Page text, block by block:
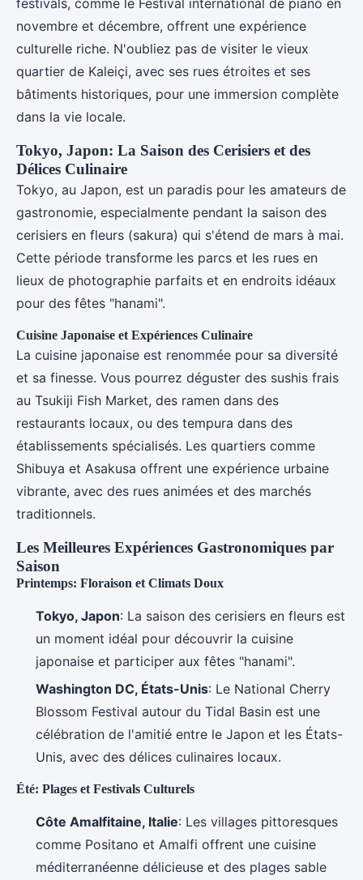
novembre et décembre, offrent une expérience
culturelle riche. N'oubliez pas de visiter le vieux
quartier de Kaleiçi, avec ses rues étroites et ses
bâtiments historiques, pour une immersion complète
dans la vie locale.
Tokyo, Japon: La Saison des Cerisiers et des
Délices Culinaire
Tokyo, au Japon, est un paradis pour les amateurs de
gastronomie, especialmente pendant la saison des
cerisiers en fleurs (sakura) qui s'étend de mars à mai.
Cette période transforme les parcs et les rues en
lieux de photographie parfaits et en endroits idéaux
pour des fêtes "hanami".
Cuisine Japonaise et Expériences Culinaire
La cuisine japonaise est renommée pour sa diversité
et sa finesse. Vous pourrez déguster des sushis frais
au Tsukiji Fish Market, des ramen dans des
restaurants locaux, ou des tempura dans des
établissements spécialisés. Les quartiers comme
Shibuya et Asakusa offrent une expérience urbaine
vibrante, avec des rues animées et des marchés
traditionnels.
Les Meilleures Expériences Gastronomiques par
Saison
Printemps: Floraison et Climats Doux
Tokyo, Japon: La saison des cerisiers en fleurs est
un moment idéal pour découvrir la cuisine
japonaise et participer aux fêtes "hanami".
Washington DC, États-Unis: Le National Cherry
Blossom Festival autour du Tidal Basin est une
célébration de l'amitié entre le Japon et les États-
Unis, avec des délices culinaires locaux.
Été: Plages et Festivals Culturels
Côte Amalfitaine, Italie: Les villages pittoresques
comme Positano et Amalfi offrent une cuisine
méditerranéenne délicieuse et des plages sable